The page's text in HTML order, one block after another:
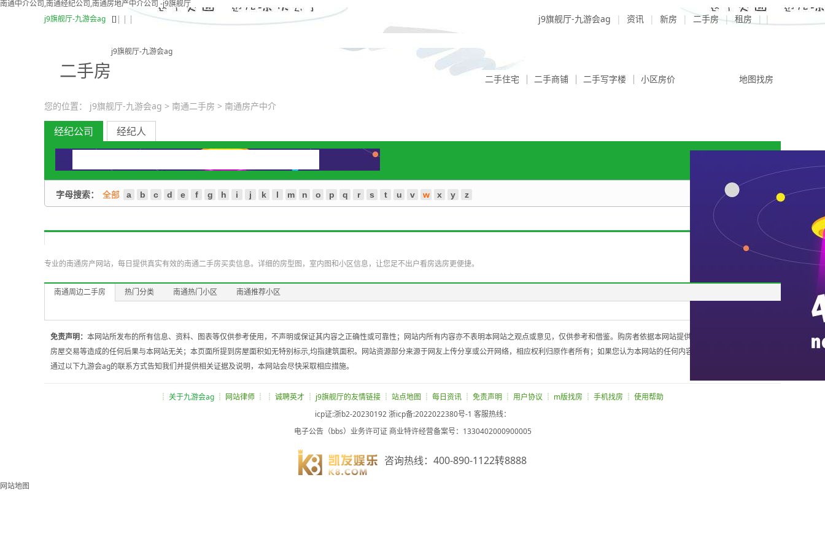
南通中介公司,南通经纪公司,南通房地产中介公司 -j9旗舰厅
j9旗舰厅-九游会ag
[] j9旗舰厅-九游会ag | 资讯 | 新房 | 二手房 | 租房 | |
j9旗舰厅-九游会ag
二手房 地图找房
小区房价
二手写字楼
二手商铺
二手住宅
您的位置： j9旗舰厅-九游会ag > 南通二手房 > 南通房产中介
经纪公司 经纪人
字母搜索： 全部 a b c d e f g h i j k l m n o p q r s t u v w x y z
专业的南通房产网站，每日提供真实有效的南通二手房买卖信息。详细的房型图，室内图和小区信息，让您足不出户看房选房更便捷。
南通周边二手房 热门分类 南通热门小区 南通推荐小区
免责声明： 本网站所发布的所有信息、资料、图表等仅供参考使用，不声明或保证其内容之正确性或可靠性；网站内所有内容亦不表明本网站之观点或意见，仅供参考和借鉴。购房者依据本网站提供的信息、资料及图表进行
房屋交易等造成的任何后果与本网站无关；本页面所提到房屋面积如无特别标示,均指建筑面积。网站资源部分来源于网友上传分享或公开网络，相应权利归原作者所有；如果您认为本网站的任何内容侵犯您的合法权利，请您
通过以下九游会ag的联系方式告知我们并提供相关证据及说明，本网站会尽快采取相应措施。
┊ 关于九游会ag┊ 网站律师 ┊ ┊ 诚聘英才 ┊ j9旗舰厅的友情链接 ┊ 站点地图 ┊ 每日资讯 ┊ 免责声明 ┊ 用户协议 ┊ m版找房 ┊ 手机找房 ┊ 使用帮助
icp证:浙b2-20230192 浙icp备:2022022380号-1 客服热线：
电子公告（bbs）业务许可证 商业特许经营备案号：1330402000900005
咨询热线：400-890-1122转8888
网站地图